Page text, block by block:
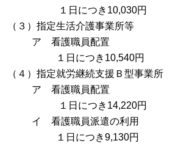
１日につき10,030円
（３）指定生活介護事業所等
ア 看護職員配置
１日につき10,540円
（４）指定就労継続支援Ｂ型事業所
ア 看護職員配置
１日につき14,220円
イ 看護職員派遣の利用
１日につき9,130円